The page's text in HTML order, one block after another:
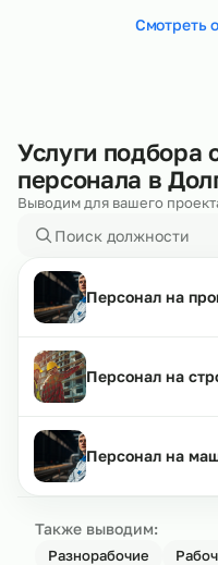
Смотреть
Услуги подбора
персонала в
Выводим для вашего
Персонал на
Персонал на
Персонал на
Также выводим:
Разнорабочие